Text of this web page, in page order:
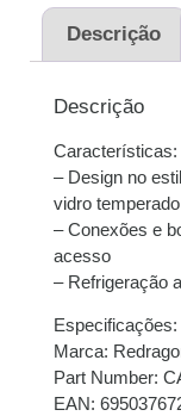
juros
juros
3x deR$
juros
4x deR$
5x deR$
juros
6x deR$
Descrição
Descrição
Características:
– Design no
vidro temperado
– Conexões e
acesso
– Refrigeração
Especificações:
Marca:
Part Number:
EAN: